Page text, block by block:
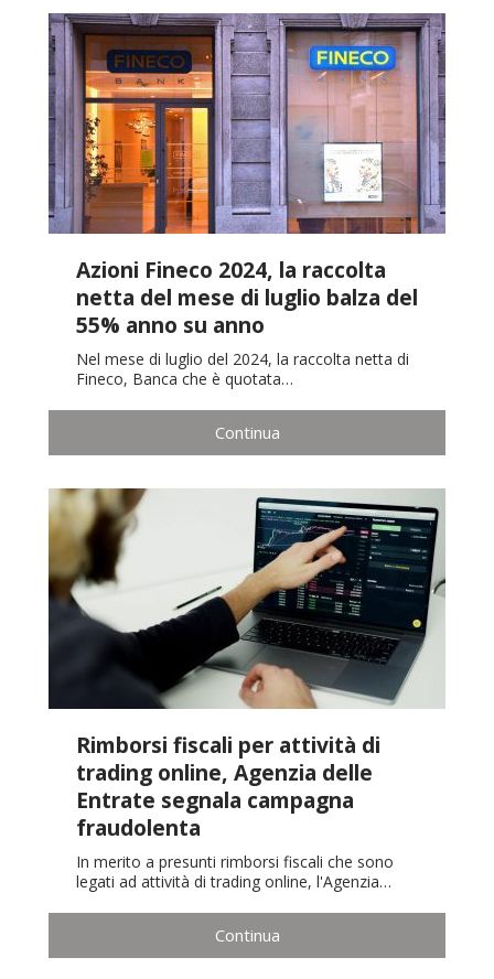
Azioni Fineco 2024, la raccolta
netta del mese di luglio balza del
55% anno su anno
Nel mese di luglio del 2024, la raccolta netta di
Fineco, Banca che è quotata…
Continua
Rimborsi fiscali per attività di
trading online, Agenzia delle
Entrate segnala campagna
fraudolenta
In merito a presunti rimborsi fiscali che sono
legati ad attività di trading online, l'Agenzia…
Continua